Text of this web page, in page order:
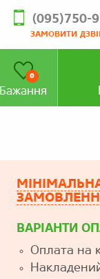
(095)750-
ЗАМОВИТИ
Бажання
0
ВАРІАНТИ
Оплата на